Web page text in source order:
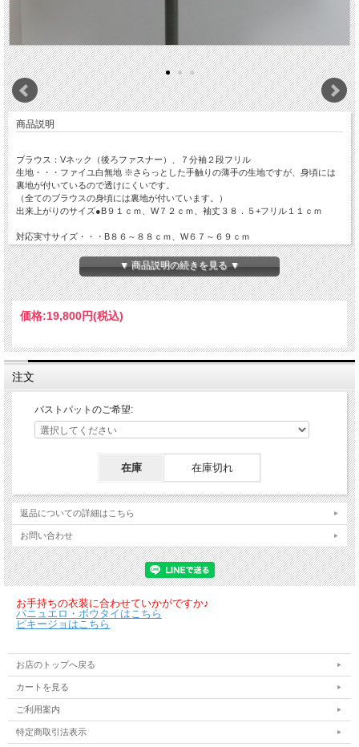
商品説明
ブラウス：Vネック（後ろファスナー）、７分袖２段フリル
生地・・・ファイユ白無地 ※さらっとした手触りの薄手の生地ですが、身頃には
裏地が付いているので透けにくいです。
（全てのブラウスの身頃には裏地が付いています。）
出来上がりのサイズ●B９１ｃｍ、W７２ｃｍ、袖丈３８．５+フリル１１ｃｍ
対応実寸サイズ・・・B８６～８８ｃｍ、W６７～６９ｃｍ
こちらの商品は、既製品サイズ・現品限りの価格となっております。
お客様のサイズに合わせてお作りするオーダーは、コチーボ無地でお作りし、
25,300円となります。
（７年以内に衣装をご注文いただいたことのあるリピーター様は、オーダー価格か
ら５％引きになります。）
▼ 商品説明の続きを見る ▼
価格:19,800円(税込)
注文
バストパットのご希望:
在庫 在庫切れ
返品についての詳細はこちら
お問い合わせ
お手持ちの衣装に合わせていかがですか♪
パニュエロ・ボウタイはこちら
ピキージョはこちら
お店のトップへ戻る
カートを見る
ご利用案内
特定商取引法表示